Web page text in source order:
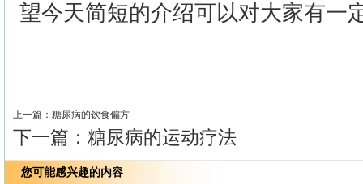
望今天简短的介绍可以对大家有一
上一篇： 糖尿病的饮食偏方
下一篇： 糖尿病的运动疗法
您可能感兴趣的内容